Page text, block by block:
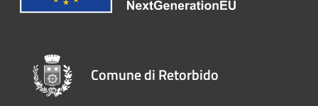
Comune di Retorbido